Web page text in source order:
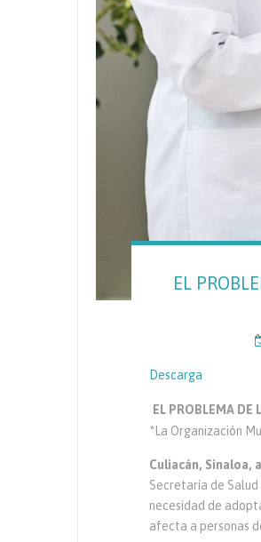
EL
Descarga
EL PROBLEMA DE
*La Organización
Culiacán, Sinaloa,
Secretaría de
necesidad de
afecta a personas